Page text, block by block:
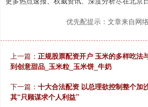
优先配提示：文章来自网
上一篇： 正规股票配资开户 玉米的多样吃法
到创意甜品_玉米粒_玉米饼_牛奶
下一篇： 十大合法配资 以总理欲控制整个加
其“只顾谋求个人利益”